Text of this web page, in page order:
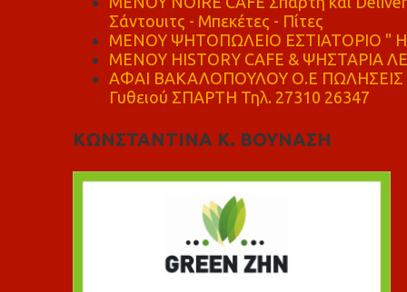
Σάντουιτς - Μπεκέτες - Πίτες
ΜΕΝΟΥ ΨΗΤΟΠΩΛΕΙΟ ΕΣΤΙΑΤΟΡΙΟ "
ΜΕΝΟΥ HISTORY CAFE & ΨΗΣΤΑΡΙΑ
ΑΦΑΙ ΒΑΚΑΛΟΠΟΥΛΟΥ Ο.Ε ΠΩΛΗΣΕΙΣ
Γυθειού ΣΠΑΡΤΗ Τηλ. 27310 26347
ΚΩΝΣΤΑΝΤΙΝΑ Κ. ΒΟΥΝΑΣΗ